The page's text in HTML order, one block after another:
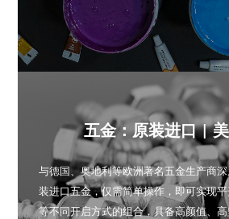
五金：原装进口 |
与德国、奥地利等欧洲著名五金生产商
装进口五金，仅需简单操作，即可实现
等不同开启方式的组合，具备高颜值、